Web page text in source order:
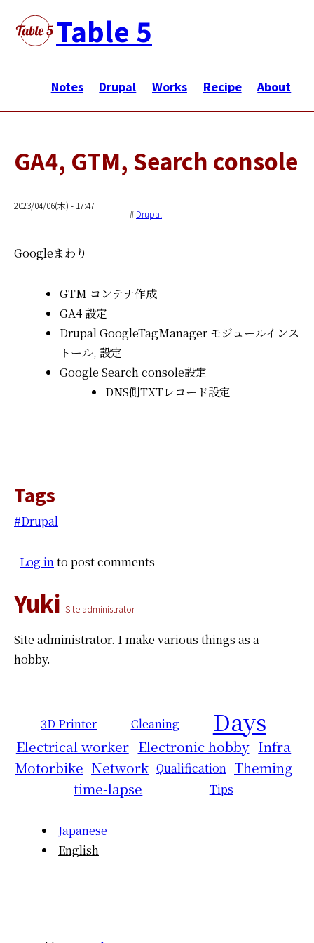
main
Table 5
ン
ビ
ゲ
シ
ン
Notes Drupal Works Recipe About
GA4, GTM, Search console
2023/04/06(木) - 17:47
Drupal
Googleまわり
GTM コンテナ作成
GA4 設定
Drupal GoogleTagManager モジュールインス
トール, 設定
Google Search console設定
DNS側TXTレコード設定
Tags
Drupal
Log into post comments
Yuki Site administrator
Site administrator. I make various things as a
hobby.
3D Printer Cleaning Days
Electrical worker Electronic hobby Infra
Motorbike Network Qualification Theming
time-lapse
Tips
Japanese
English